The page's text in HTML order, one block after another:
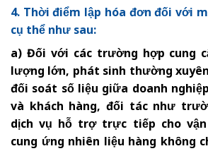
4. Thời điểm lập hóa đơn đối với
cụ thể như sau:
a) Đối với các trường hợp cung
lượng lớn, phát sinh thường
đối soát số liệu giữa doanh
và khách hàng, đối tác như
dịch vụ hỗ trợ trực tiếp cho
cung ứng nhiên liệu hàng không